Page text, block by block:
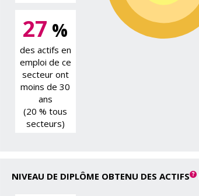
27 %
des actifs en
emploi de ce
secteur ont
moins de 30
ans
(20 % tous
secteurs)
NIVEAU DE DIPLÔME OBTENU DES ACTIFS